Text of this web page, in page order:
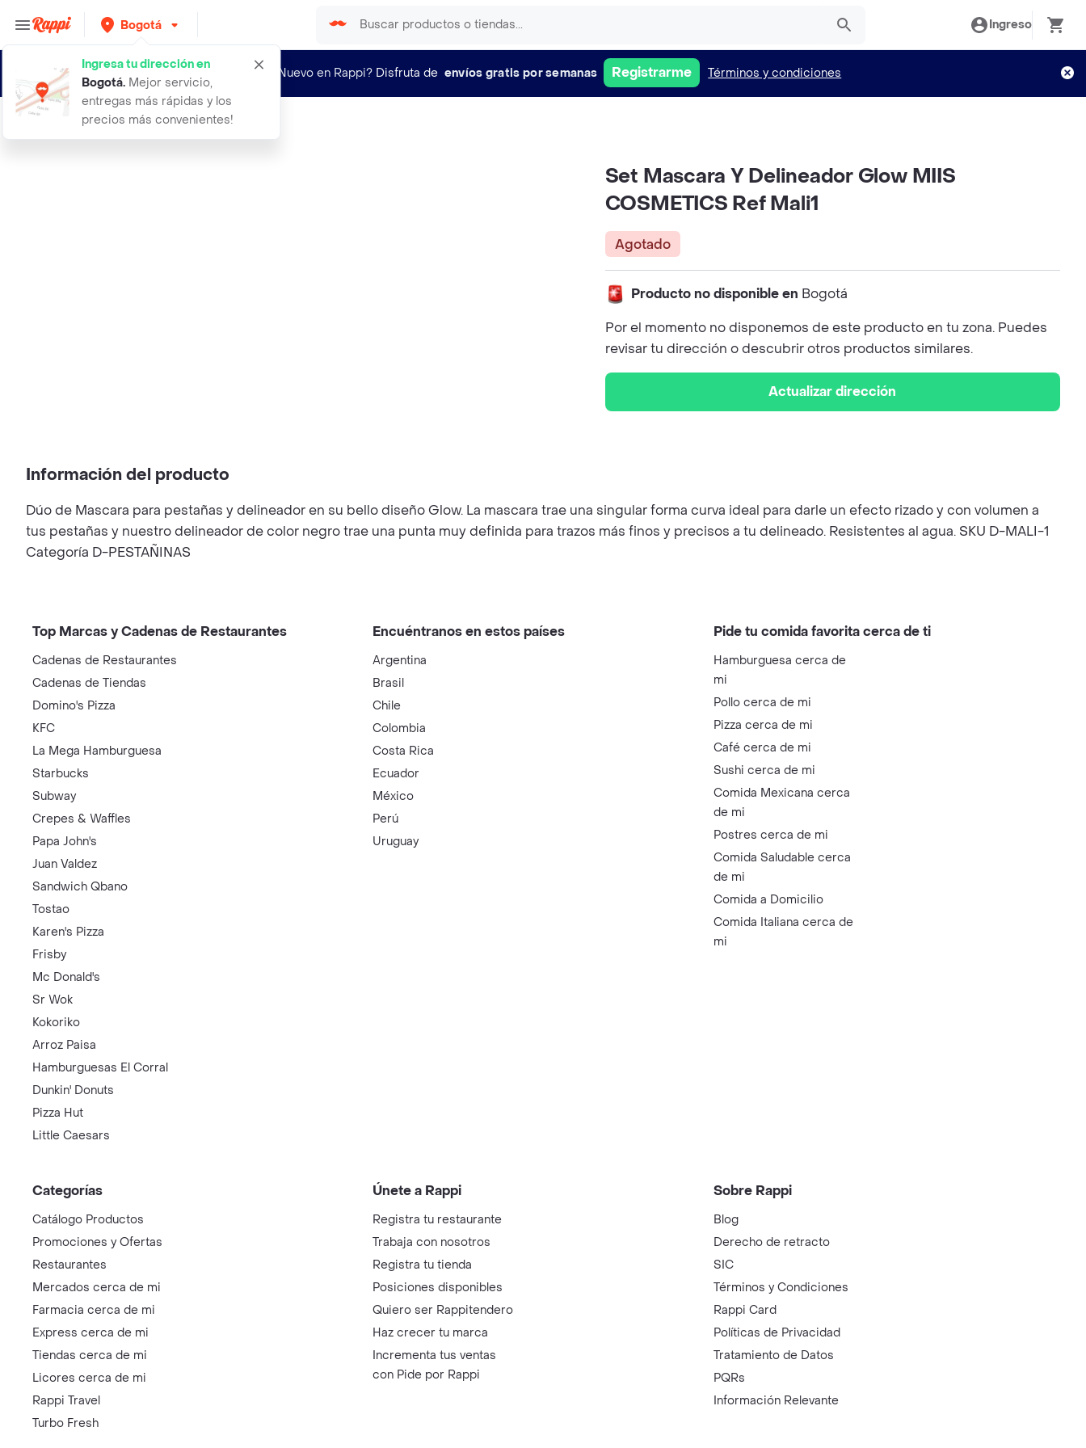
Bogotá
Ingresa tu dirección en
Bogotá. Mejor servicio,
entregas más rápidas y los
precios más convenientes!
Ingreso
¿Nuevo en Rappi? Disfruta de envíos gratis por semanas Registrarme Términos y condiciones
set mascara y delineador glow miis
Set Mascara Y Delineador Glow MIIS
COSMETICS Ref Mali1
Agotado
Producto no disponible en Bogotá
Por el momento no disponemos de este producto en tu zona. Puedes
revisar tu dirección o descubrir otros productos similares.
Actualizar dirección
Información del producto
Dúo de Mascara para pestañas y delineador en su bello diseño Glow. La mascara trae una singular forma curva ideal para darle un efecto rizado y con volumen a
tus pestañas y nuestro delineador de color negro trae una punta muy definida para trazos más finos y precisos a tu delineado. Resistentes al agua. SKU D-MALI-1
Categoría D-PESTAÑINAS
Top Marcas y Cadenas de Restaurantes
Cadenas de Restaurantes
Cadenas de Tiendas
Domino's Pizza
KFC
La Mega Hamburguesa
Starbucks
Subway
Crepes & Waffles
Papa John's
Juan Valdez
Sandwich Qbano
Tostao
Karen's Pizza
Frisby
Mc Donald's
Sr Wok
Kokoriko
Arroz Paisa
Hamburguesas El Corral
Dunkin' Donuts
Pizza Hut
Little Caesars
Encuéntranos en estos países
Argentina
Brasil
Chile
Colombia
Costa Rica
Ecuador
México
Perú
Uruguay
Pide tu comida favorita cerca de ti
Hamburguesa cerca de
mi
Pollo cerca de mi
Pizza cerca de mi
Café cerca de mi
Sushi cerca de mi
Comida Mexicana cerca
de mi
Postres cerca de mi
Comida Saludable cerca
de mi
Comida a Domicilio
Comida Italiana cerca de
mi
Categorías
Catálogo Productos
Promociones y Ofertas
Restaurantes
Mercados cerca de mi
Farmacia cerca de mi
Express cerca de mi
Tiendas cerca de mi
Licores cerca de mi
Rappi Travel
Turbo Fresh
Únete a Rappi
Registra tu restaurante
Trabaja con nosotros
Registra tu tienda
Posiciones disponibles
Quiero ser Rappitendero
Haz crecer tu marca
Incrementa tus ventas
con Pide por Rappi
Sobre Rappi
Blog
Derecho de retracto
SIC
Términos y Condiciones
Rappi Card
Políticas de Privacidad
Tratamiento de Datos
PQRs
Información Relevante